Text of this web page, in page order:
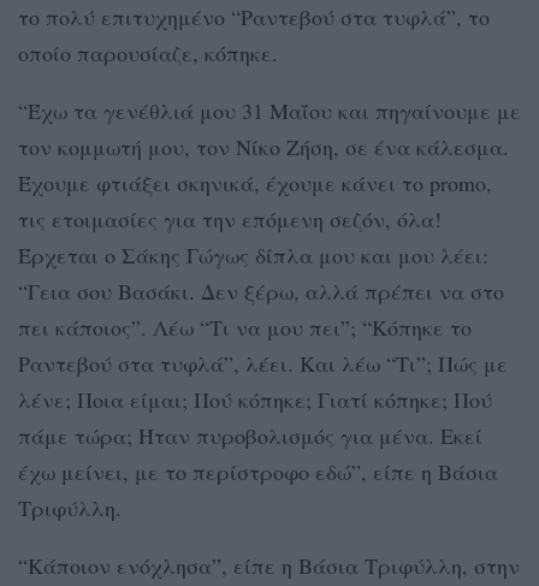
το πολύ επιτυχημένο “Ραντεβού στα τυφλά”, το
οποίο παρουσίαζε, κόπηκε.
“Έχω τα γενέθλιά μου 31 Μαΐου και πηγαίνουμε με
τον κομμωτή μου, τον Νίκο Ζήση, σε ένα κάλεσμα.
Έχουμε φτιάξει σκηνικά, έχουμε κάνει το promo,
τις ετοιμασίες για την επόμενη σεζόν, όλα!
Έρχεται ο Σάκης Γώγως δίπλα μου και μου λέει:
“Γεια σου Βασάκι. Δεν ξέρω, αλλά πρέπει να στο
πει κάποιος”. Λέω “Τι να μου πει”; “Κόπηκε το
Ραντεβού στα τυφλά”, λέει. Και λέω “Τι”; Πώς με
λένε; Ποια είμαι; Πού κόπηκε; Γιατί κόπηκε; Πού
πάμε τώρα; Ήταν πυροβολισμός για μένα. Εκεί
έχω μείνει, με το περίστροφο εδώ”, είπε η Βάσια
Τριφύλλη.
“Κάποιον ενόχλησα”, είπε η Βάσια Τριφύλλη, στην